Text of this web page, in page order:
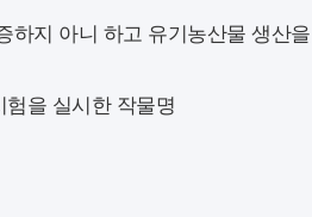
하지 아니 하고 유기농산물 생산
을 실시한 작물명